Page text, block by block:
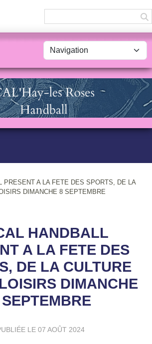
PRESENT A LA FETE DES SPORTS, DE LA
DIMANCHE 8 SEPTEMBRE
HANDBALL
A LA FETE DES
DE LA CULTURE
DIMANCHE
LE 07 AOÛT 2024